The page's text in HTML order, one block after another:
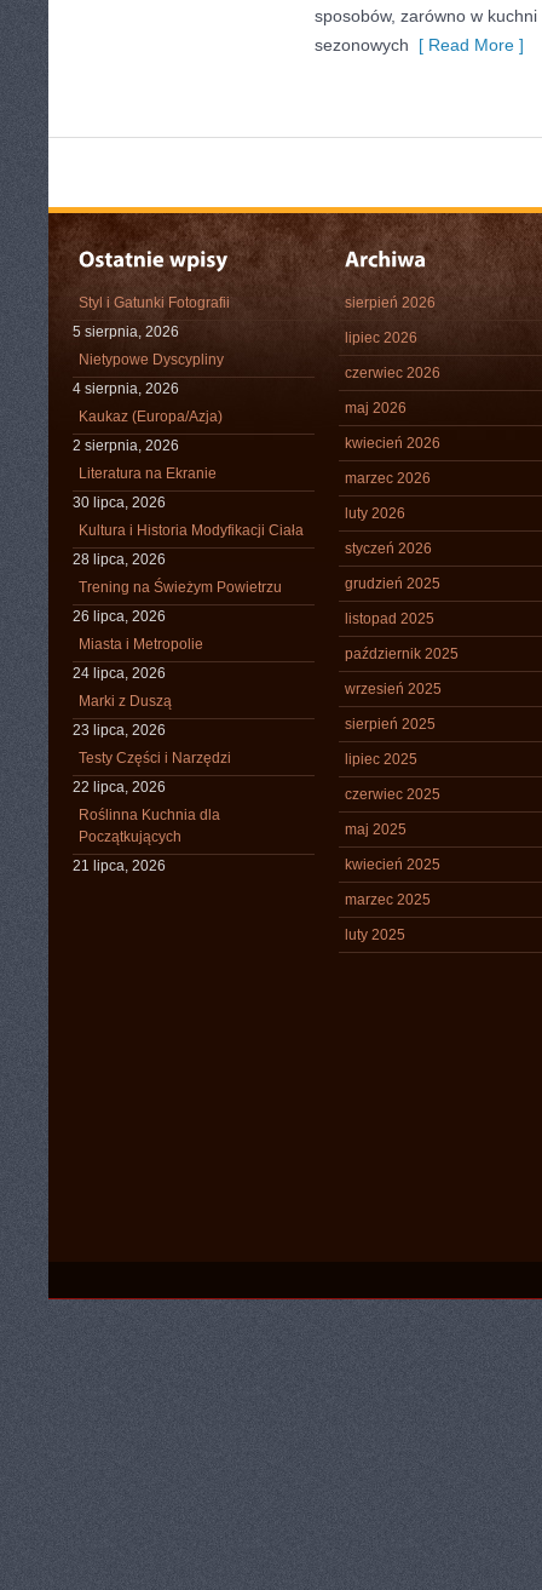
sposobów, zarówno w
sezonowych [ Read More ]
Styl i Gatunki Fotografii
5 sierpnia, 2026
Nietypowe Dyscypliny
4 sierpnia, 2026
Kaukaz (Europa/Azja)
2 sierpnia, 2026
Literatura na Ekranie
30 lipca, 2026
Kultura i Historia Modyfikacji Ciała
28 lipca, 2026
Trening na Świeżym Powietrzu
26 lipca, 2026
Miasta i Metropolie
24 lipca, 2026
Marki z Duszą
23 lipca, 2026
Testy Części i Narzędzi
22 lipca, 2026
Roślinna Kuchnia dla
Początkujących
21 lipca, 2026
sierpień 2026
lipiec 2026
czerwiec 2026
maj 2026
kwiecień 2026
marzec 2026
luty 2026
styczeń 2026
grudzień 2025
listopad 2025
październik 2025
wrzesień 2025
sierpień 2025
lipiec 2025
czerwiec 2025
maj 2025
kwiecień 2025
marzec 2025
luty 2025